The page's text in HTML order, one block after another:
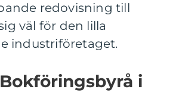
redovisning till
väl för den lilla
industriföretaget.
i